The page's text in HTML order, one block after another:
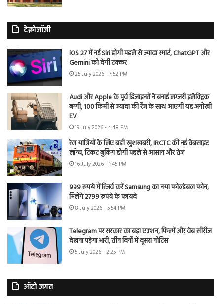
टेक्नोलॉजी
iOS 27 में नई Siri होगी पहले से ज्यादा स्मार्ट, ChatGPT और
Gemini को देगी टक्कर
25 July 2026 - 7:52 PM
Audi और Apple के पूर्व डिजाइनरों ने बनाई लग्जरी इलेक्ट्रिक
बग्गी, 100 किमी से ज्यादा की रेंज के साथ आएगी यह अनोखी
EV
19 July 2026 - 4:48 PM
रेल यात्रियों के लिए बड़ी खुशखबरी, IRCTC की नई वेबसाइट
लॉन्च, टिकट बुकिंग होगी पहले से आसान और तेज
16 July 2026 - 1:45 PM
999 रुपये में रिजर्व करें Samsung का नया फोल्डेबल फोन,
मिलेंगे 2799 रुपये के फायदे
8 July 2026 - 5:54 PM
Telegram पर सरकार का बड़ा एक्शन, फिल्में और वेब सीरीज
देखना पड़ेगा भारी, तीन दिनों में दूसरा नोटिस
5 July 2026 - 2:25 PM
ऑटो जगत